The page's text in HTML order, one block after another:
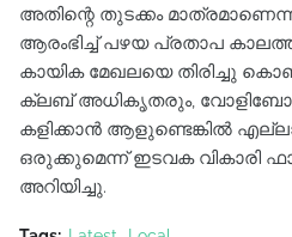
അതിന്റെ തുടക്കം
ആരംഭിച്ച് പഴയ പ്രതാപ
കായിക മേഖലയെ തിരിച്ചു
ക്ലബ് അധികൃതരും,
കളിക്കാൻ ആളുണ്ടെങ്കിൽ
ഒരുക്കുമെന്ന് ഇടവക വികാരി
അറിയിച്ചു.